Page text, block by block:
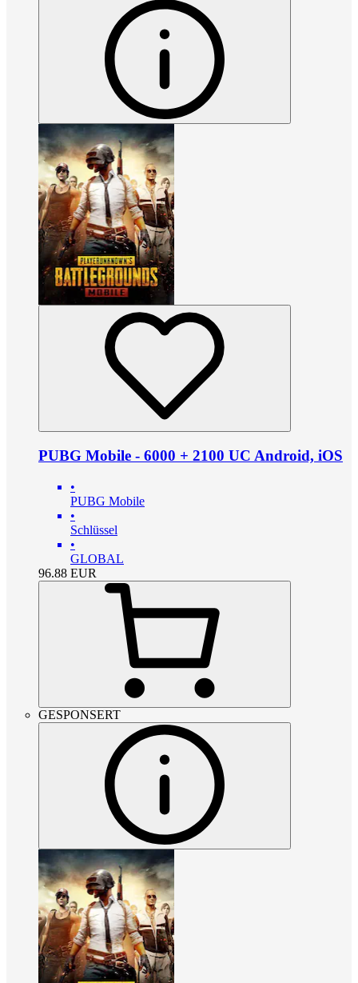
PUBG Mobile - 6000 + 2100 UC Android, iOS
•
PUBG Mobile
•
Schlüssel
•
GLOBAL
96.88 EUR
GESPONSERT